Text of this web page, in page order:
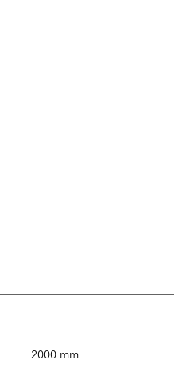
2000 mm